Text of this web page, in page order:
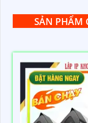
SẢN PHẨM